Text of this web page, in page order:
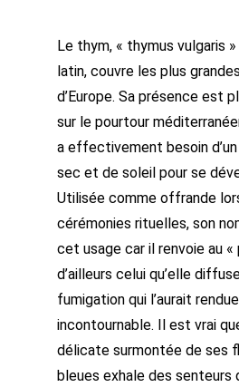
Le thym, « thymus vulgaris
latin, couvre les plus
d’Europe. Sa présence est
sur le pourtour
a effectivement besoin
sec et de soleil pour se
Utilisée comme offrande
cérémonies rituelles, son
cet usage car il renvoie au «
d’ailleurs celui qu’elle
fumigation qui l’aurait rendue
incontournable. Il est vrai
délicate surmontée de ses
bleues exhale des